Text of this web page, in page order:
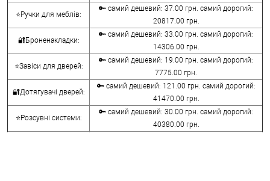
⭐Ручки для меблів:
🔑 самий дешевий: 37.00 грн. самий дорогий:
20817.00 грн.
🔐Броненакладки:
🔑 самий дешевий: 33.00 грн. самий дорогий:
14306.00 грн.
⭐Завіси для дверей:
🔑 самий дешевий: 19.00 грн. самий дорогий:
7775.00 грн.
🔐Дотягувачі дверей:
🔑 самий дешевий: 121.00 грн. самий дорогий:
41470.00 грн.
⭐Розсувні системи:
🔑 самий дешевий: 30.00 грн. самий дорогий:
40380.00 грн.